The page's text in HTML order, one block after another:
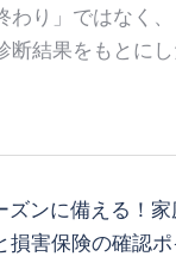
わり」ではなく
断結果をもとにし
ズンに備える！
損害保険の確認ポ